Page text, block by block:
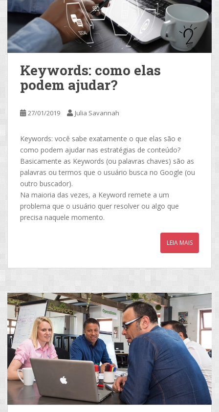
Keywords: como elas
podem ajudar?
27/01/2019 Julia Savannah
Keywords: você sabe exatamente o que elas são e
como podem ajudar nas estratégias de conteúdo?
Basicamente as Keywords (ou palavras chaves) são as
palavras ou termos que o usuário busca no Google (ou
outro buscador).
Na maioria das vezes, a Keyword remete a um
problema que o usuário quer resolver ou algo que
precisa naquele momento.
LEIA MAIS